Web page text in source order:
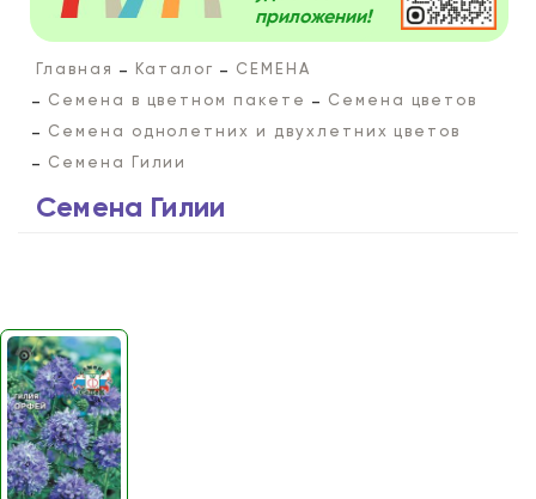
приложении!
Главная Каталог
СЕМЕНА
Семена в цветном пакете
Семена цветов
Семена однолетних и двухлетних цветов
Семена Гилии
Семена Гилии